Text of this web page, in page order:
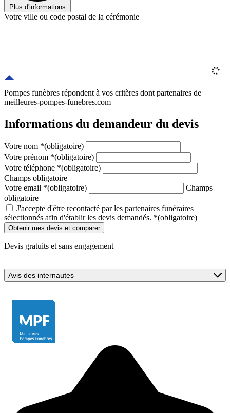
Plus d'informations
Votre ville ou code postal de la cérémonie
Pompes funèbres répondent à vos critères dont partenaires de
meilleures-pompes-funebres.com
Informations du demandeur du devis
Votre nom *(obligatoire)
Votre prénom *(obligatoire)
Votre téléphone *(obligatoire)
Champs obligatoire
Votre email *(obligatoire)
Champs
obligatoire
J'accepte d'être recontacté par les partenaires funéraires
sélectionnés afin d'établir les devis demandés. *(obligatoire)
Devis gratuits et sans engagement
Avis des internautes